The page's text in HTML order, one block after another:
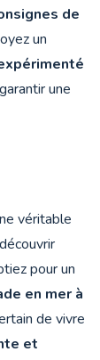
de
un
une
véritable
pour un
en mer à
de vivre
et